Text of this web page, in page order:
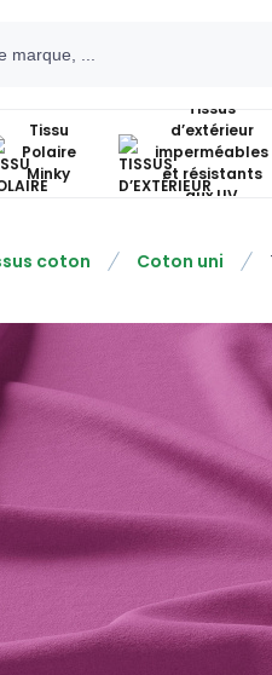
Tissu
Polaire
Minky
Tissus
d’extérieur
imperméables
et résistants
aux UV
coton Coton uni